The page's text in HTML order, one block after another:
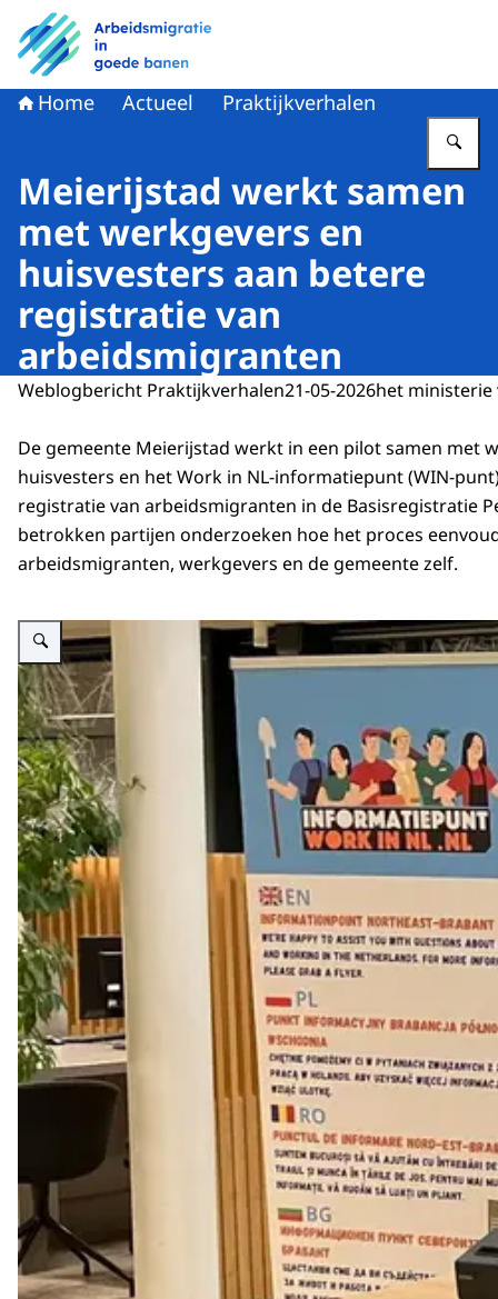
Naar de homepage van Arbeidsmigratie in goede banen
Home Actueel Praktijkverhalen
Meierijstad werkt samen
met werkgevers en
huisvesters aan betere
registratie van
arbeidsmigranten
Weblogbericht Praktijkverhalen21-05-2026het ministerie
De gemeente Meierijstad werkt in een pilot samen met
huisvesters en hetWork in NL-informatiepunt (WIN-
registratie van arbeidsmigranten in de Basisregistratie
betrokken partijen onderzoeken hoe het proces
arbeidsmigranten, werkgevers en de gemeente zelf.
Vergroot afbeelding Bezoeker zit aan de balie van het informatiepunt